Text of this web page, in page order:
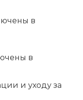
в
в
и уходу за